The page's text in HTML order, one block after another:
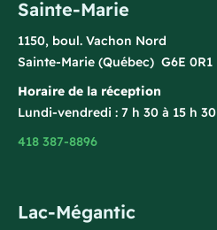
Sainte-Marie
1150, boul. Vachon Nord
Sainte-Marie (Québec) G6E 0R1
Horaire de la réception
Lundi-vendredi : 7 h 30 à 15 h 30
418 387-8896
Lac-Mégantic